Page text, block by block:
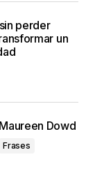
perder
un
Maureen Dowd
Frases